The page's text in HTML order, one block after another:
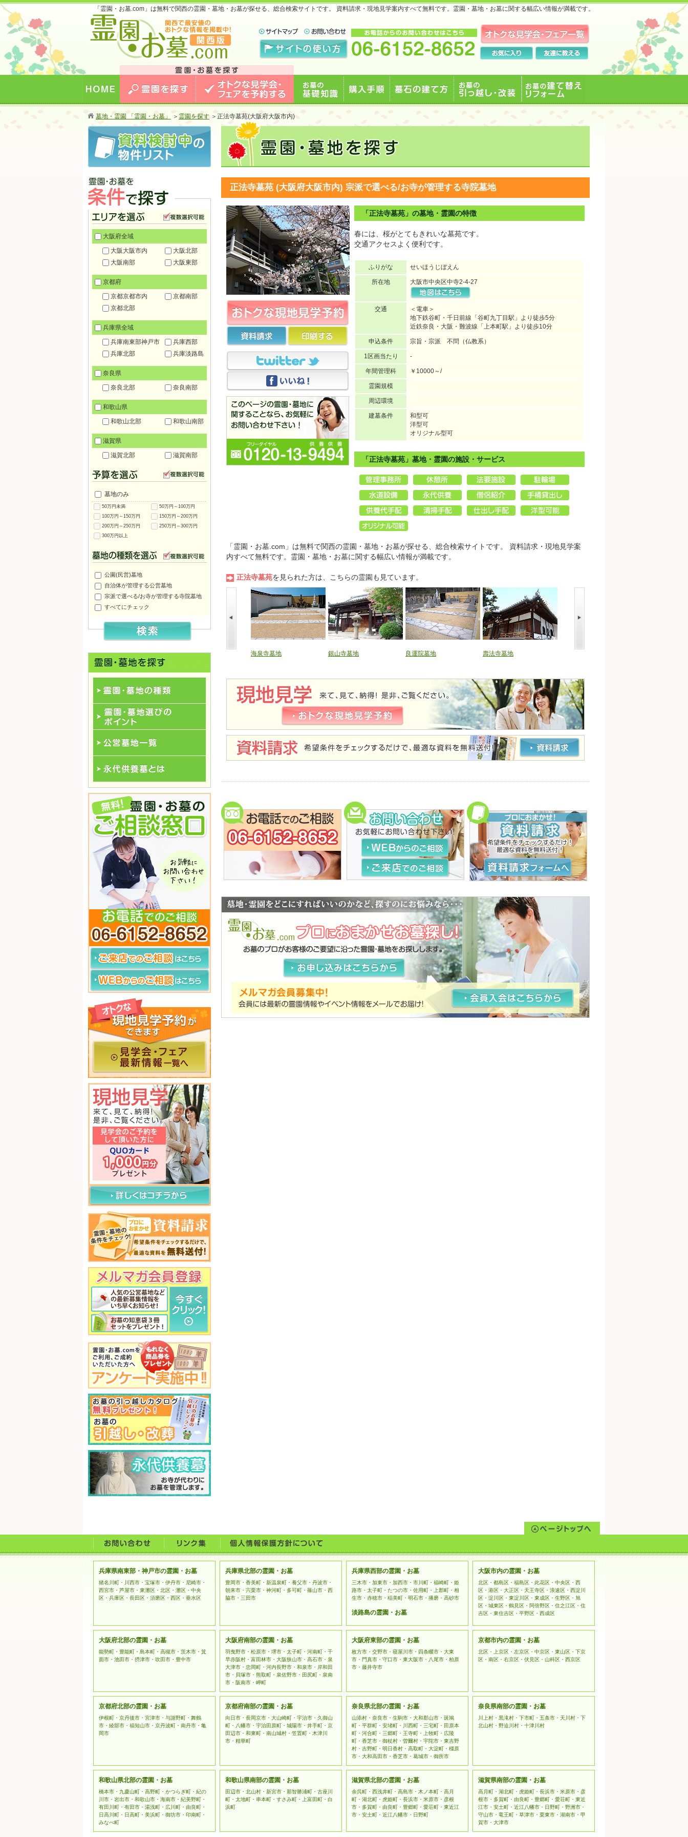
「霊園・お墓.com」は無料で関西の霊園・墓地・お墓が探せる、総合検索サイトです。 資料請求・現地見学案内すべて無料です。霊園・墓地・お墓に関する幅広い情報が満載です。
お墓のことなら霊園・お墓.com 関西版 関西で
最安値のおトクな情報を掲載中！
する
墓地・霊園 「霊園・お墓」 ＞ 霊園を探す ＞ 正法寺墓苑(大阪府大阪市内)
正法寺墓苑 (大阪府大阪市内) 宗派で選べる/お寺が管理する寺院墓地
「正法寺墓苑」の墓地・霊園の特徴
春には、桜がとてもきれいな墓苑です。
交通アクセスよく便利です。
ふりがな せいほうじぼえん
所在地 大阪市中央区中寺2-4-27
交通
＜電車＞
地下鉄谷町・千日前線「谷町九丁目駅」より徒歩5分
近鉄奈良・大阪・難波線「上本町駅」より徒歩10分
申込条件 宗旨・宗派 不問（仏教系）
1区画当たり -
年間管理科 ￥10000～/
霊園規模
周辺環境
建墓条件
和型可
洋型可
オリジナル型可
「正法寺墓苑」墓地・霊園の施設・サービス
「霊園・お墓.com」は無料で関西の霊園・墓地・お墓が探せる、総合検索サイトです。 資料請求・現地見学案
内すべて無料です。霊園・墓地・お墓に関する幅広い情報が満載です。
正法寺墓苑を見られた方は、こちらの霊園も見ています。
泰聖寺墓地 大通寺霊園 海泉寺墓地 銀山寺墓地 良運院墓地 壽法寺墓地
霊園・お墓を条件で探す
大阪府全域
大阪大阪市内
大阪北部
大阪南部
大阪東部
京都府
京都京都市内
京都南部
京都北部
兵庫県全域
兵庫南東部神戸市
兵庫西部
兵庫北部
兵庫淡路島
奈良県
奈良北部
奈良南部
和歌山県
和歌山北部
和歌山南部
滋賀県
滋賀北部
滋賀南部
墓地のみ
50万円未満
50万円～100万円
100万円～150万円
150万円～200万円
200万円～250万円
250万円～300万円
300万円以上
公園(民営)墓地
自治体が管理する公営墓地
宗派で選べる/お寺が管理する寺院墓地
すべてにチェック
霊園･墓地の種類
永代供養一覧
兵庫県南東部・神戸市の霊園・お墓
猪名川町・川西市・宝塚市・伊丹市・尼崎市・
西宮市・芦屋市・東灘区・北区・灘区・中央
区・兵庫区・長田区・須磨区・西区・垂水区
兵庫県北部の霊園・お墓
豊岡市・香美町・新温泉町・養父市・丹波市・
朝来市・宍栗市・神河町・多可町・篠山市・西
脇市・三田市
兵庫県西部の霊園・お墓
三木市・加東市・加西市・市川町・福崎町・姫
路市・太子町・たつの市・佐用町・上郡町・相
生市・赤穂市・稲美町・明石市・播磨・高砂市
淡路島の霊園・お墓
大阪市内の霊園・お墓
北区・都島区・福島区・此花区・中央区・西
区・港区・大正区・天王寺区・浪速区・西淀川
区・淀川区・東淀川区・東成区・生野区・旭
区・城東区・鶴見区・阿倍野区・住之江区・住
吉区・東住吉区・平野区・西成区
大阪府北部の霊園・お墓
能勢町・豊能町・島本町・高槻市・茨木市・箕
面市・池田市・摂津市・吹田市・豊中市
大阪府南部の霊園・お墓
羽曳野市・松原市・堺市・太子町・河南町・千
早赤阪村・富田林市・大阪狭山市・高石市・泉
大津市・忠岡町・河内長野市・和泉市・岸和田
市・貝塚市・熊取町・泉佐野市・田尻町・泉南
市・阪南市・岬町
大阪府東部の霊園・お墓
枚方市・交野市・寝屋川市・四条畷市・大東
市・門真市・守口市・東大阪市・八尾市・柏原
市・藤井寺市
京都市内の霊園・お墓
北区・上京区・左京区・中京区・東山区・下京
区・南区・右京区・伏見区・山科区・西京区
京都府北部の霊園・お墓
伊根町・京丹後市・宮津市・与謝野町・舞鶴
市・綾部市・福知山市・京丹波町・南丹市・亀
岡市
京都府南部の霊園・お墓
向日市・長岡京市・大山崎町・宇治市・久御山
町・八幡市・宇治田原町・城陽市・井手町・京
田辺市・和東町・南山城村・笠置町・木津川
市・精華町
奈良県北部の霊園・お墓
山添村・奈良市・生駒市・大和郡山市・斑鳩
町・平群町・安堵町・川西町・三宅町・田原本
町・河合町・三郷町・王寺町・上牧町・広陵
町・香芝市・御杖村・曽爾村・宇陀市・東吉野
村・吉野町・明日香村・高取町・大淀町・橿原
市・大和高田市・香芝市・葛城市・御所市
奈良県南部の霊園・お墓
川上村・黒滝村・下市町・五条市・天川村・下
北山村・野迫川村・十津川村
和歌山県北部の霊園・お墓
橋本市・九慶山町・高野町・かつらぎ町・紀の
川市・岩出市・和歌山市・海南市・紀美野町・
有田川町・有田市・湯浅町・広川町・由良町・
日高川町・日高町・美浜町・御坊市・印南町・
みなべ町
和歌山県南部の霊園・お墓
田辺市・北山村・新宮市・那智勝浦町・古座川
町・太地町・串本町・すさみ町・上富田町・白
浜町
滋賀県北部の霊園・お墓
余呉町・西浅井町・高島市・木ノ本町・高月
町・湖北町・虎姫町・長浜市・米原市・彦根
市・多賀町・由良町・豊郷町・愛荘町・東近江
市・安土町・近江八幡市・日野町
滋賀県南部の霊園・お墓
高月町・湖北町・虎姫町・長浜市・米原市・彦
根市・多賀町・由良町・豊郷町・愛荘町・東近
江市・安土町・近江八幡市・日野町・野洲市・
守山市・竜王町・草津市・栗東市・湖南市・甲
賀市・大津市